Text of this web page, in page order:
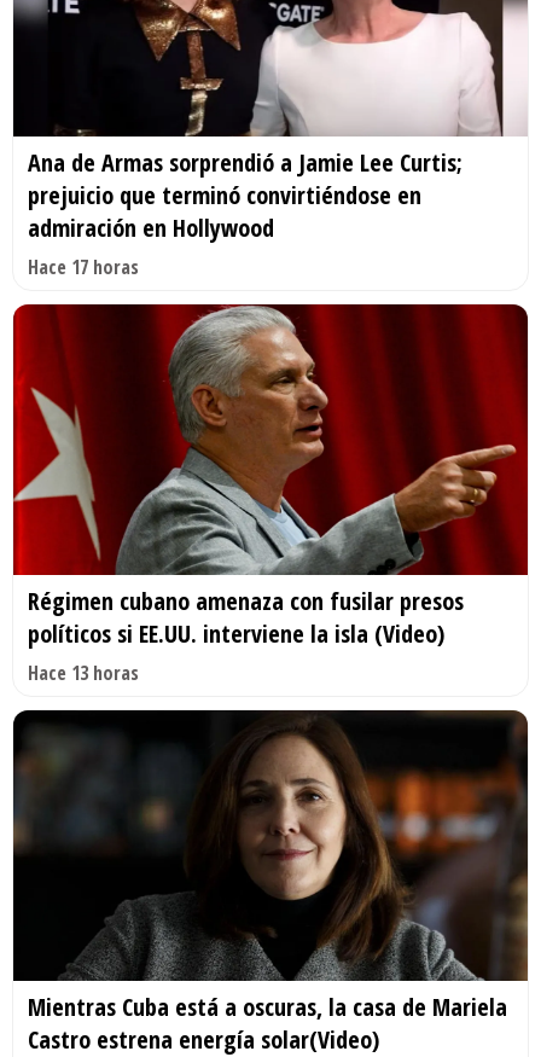
Ana de Armas sorprendió a Jamie Lee Curtis;
prejuicio que terminó convirtiéndose en
admiración en Hollywood
Hace 17 horas
Régimen cubano amenaza con fusilar presos
políticos si EE.UU. interviene la isla (Video)
Hace 13 horas
Mientras Cuba está a oscuras, la casa de Mariela
Castro estrena energía solar(Video)